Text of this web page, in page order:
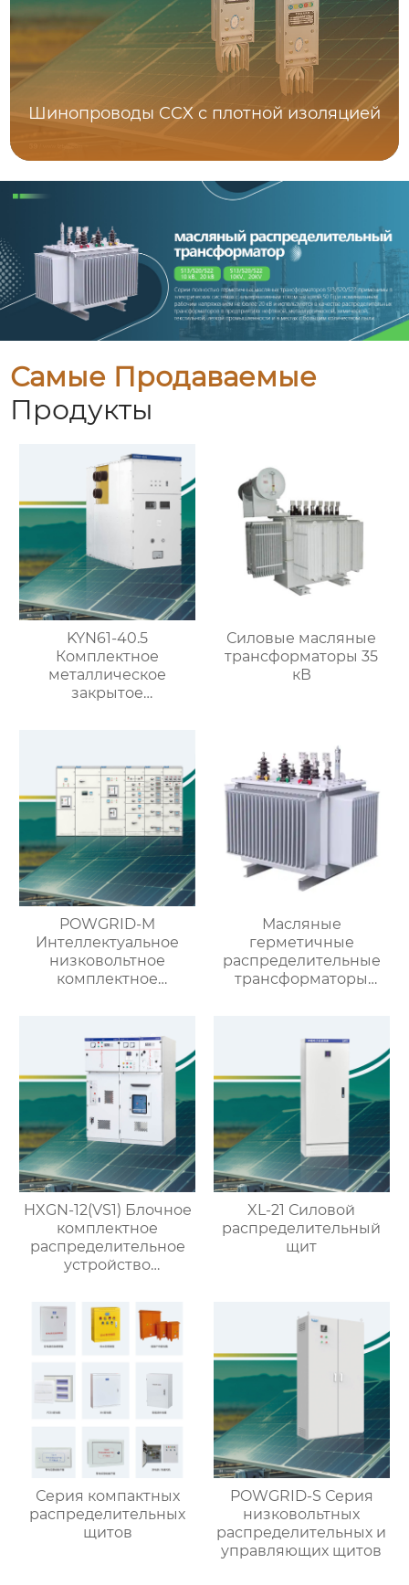
Шинопроводы CCX с плотной изоляцией
Самые Продаваемые
Продукты
KYN61-40.5
Комплектное
металлическое
закрытое
элементами
Силовые масляные
трансформаторы 35
кВ
POWGRID-M
Интеллектуальное
низковольтное
комплектное
Масляные
герметичные
распределительные
трансформаторы
HXGN-12(VS1) Блочное
комплектное
распределительное
устройство
выключателем VS1
XL-21 Силовой
распределительный
щит
Серия компактных
распределительных
щитов
POWGRID-S Серия
низковольтных
распределительных и
управляющих щитов